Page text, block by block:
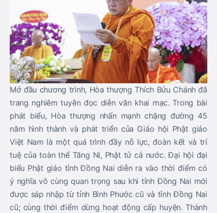
Mở đầu chương trình, Hòa thượng Thích Bửu Chánh đã
trang nghiêm tuyên đọc diễn văn khai mạc. Trong bài
phát biểu, Hòa thượng nhấn mạnh chặng đường 45
năm hình thành và phát triển của Giáo hội Phật giáo
Việt Nam là một quá trình đầy nỗ lực, đoàn kết và trí
tuệ của toàn thể Tăng Ni, Phật tử cả nước. Đại hội đại
biểu Phật giáo tỉnh Đồng Nai diễn ra vào thời điểm có
ý nghĩa vô cùng quan trọng sau khi tỉnh Đồng Nai mới
được sáp nhập từ tỉnh Bình Phước cũ và tỉnh Đồng Nai
cũ; cùng thời điểm dừng hoạt động cấp huyện. Thành